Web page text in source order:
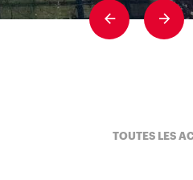
PreviousNext
TOUTES LES